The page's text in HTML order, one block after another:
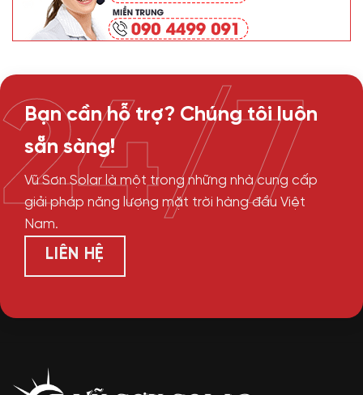
Bạn cần hỗ trợ? Chúng tôi luôn
sẵn sàng!
Vũ Sơn Solar là một trong những nhà cung cấp
giải pháp năng lượng mặt trời hàng đầu Việt
Nam.
LIÊN HỆ
24/7